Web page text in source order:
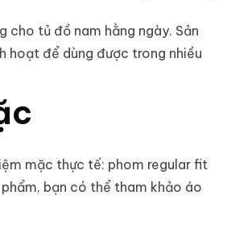
cho tủ đồ nam hằng ngày. Sản
hoạt để dùng được trong nhiều
mặc thực tế: phom regular fit
bạn có thể tham khảo áo